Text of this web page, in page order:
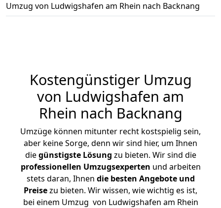
Umzug von Ludwigshafen am Rhein nach Backnang
Kostengünstiger Umzug
von Ludwigshafen am
Rhein nach Backnang
Umzüge können mitunter recht kostspielig sein,
aber keine Sorge, denn wir sind hier, um Ihnen
diegünstigste Lösung zu bieten. Wir sind die
professionellen Umzugsexperten und arbeiten
stets daran, Ihnen die besten Angebote und
Preisezu bieten. Wir wissen, wie wichtig es ist,
bei einem Umzug von Ludwigshafen am Rhein